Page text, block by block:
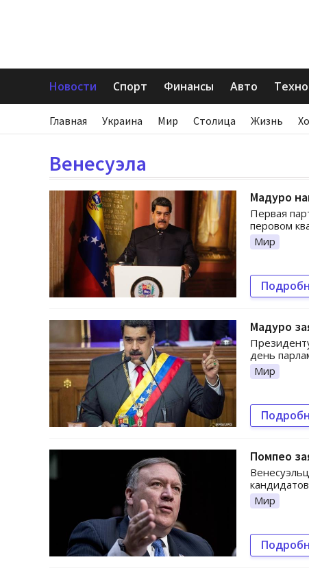
Новости Спорт Финансы Авто Техно
Главная Украина Мир Столица Жизнь
Венесуэла
Мадуро
Первая
перовом
Мир
Мадуро
день
Мир
Помпео
Мир